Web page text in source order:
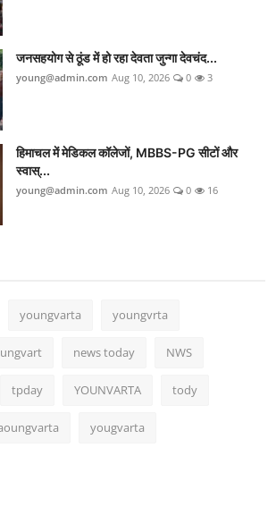
जनसहयोग से ठूंड में हो रहा देवता जुन्गा देवचंद...
young@admin.com Aug 10, 2026 0 3
हिमाचल में मेडिकल कॉलेजों, MBBS-PG सीटों और
स्वास्...
young@admin.com Aug 10, 2026 0 16
youngvarta youngvrta
news today NWS
tpday YOUNVARTA tody
yougvarta